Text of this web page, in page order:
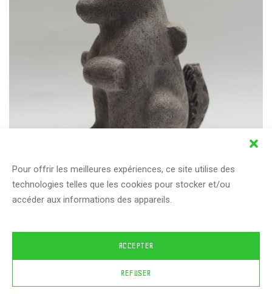
Pour offrir les meilleures expériences, ce site utilise des
technologies telles que les cookies pour stocker et/ou
accéder aux informations des appareils.
ACCEPTER
REFUSER
Agencement n°1 – EURK !
© 2024 JulieChristolhomme